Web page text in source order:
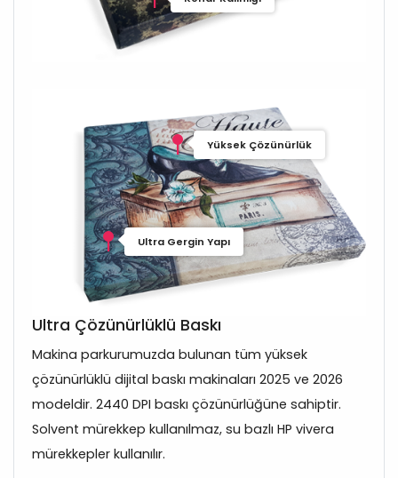
Yüksek Çözünürlük
Ultra Gergin Yapı
Ultra Çözünürlüklü Baskı
Makina parkurumuzda bulunan tüm yüksek
çözünürlüklü dijital baskı makinaları 2025 ve 2026
modeldir. 2440 DPI baskı çözünürlüğüne sahiptir.
Solvent mürekkep kullanılmaz, su bazlı HP vivera
mürekkepler kullanılır.